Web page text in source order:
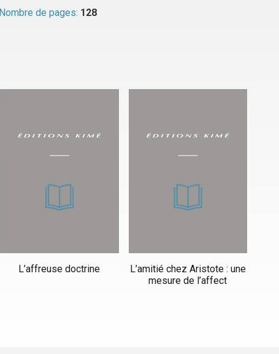
Nombre de pages: 128
L’affreuse doctrine
L’amitié chez Aristote : une
mesure de l’affect